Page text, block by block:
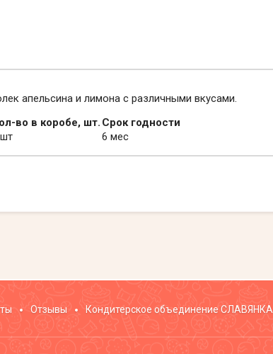
апельсина и лимона с различными вкусами.
во в коробе, шт. Срок годности
6 мес
Отзывы Кондитерское объединение СЛАВЯНКА